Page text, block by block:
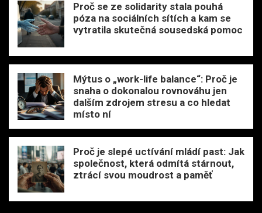
Proč se ze solidarity stala pouhá
póza na sociálních sítích a kam se
vytratila skutečná sousedská pomoc
Mýtus o „work-life balance“: Proč je
snaha o dokonalou rovnováhu jen
dalším zdrojem stresu a co hledat
místo ní
Proč je slepé uctívání mládí past: Jak
společnost, která odmítá stárnout,
ztrácí svou moudrost a paměť